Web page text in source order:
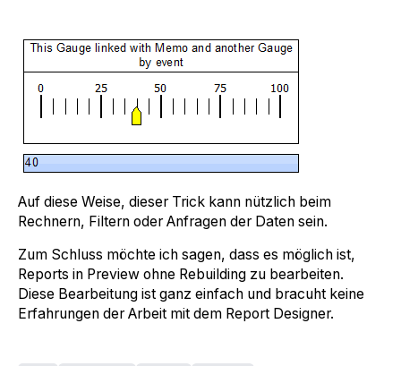
Auf diese Weise, dieser Trick kann nützlich beim
Rechnern, Filtern oder Anfragen der Daten sein.
Zum Schluss möchte ich sagen, dass es möglich ist,
Reports in Preview ohne Rebuilding zu bearbeiten.
Diese Bearbeitung ist ganz einfach und bracuht keine
Erfahrungen der Arbeit mit dem Report Designer.